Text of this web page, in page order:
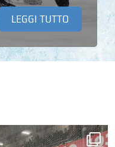
LEGGI TUTTO